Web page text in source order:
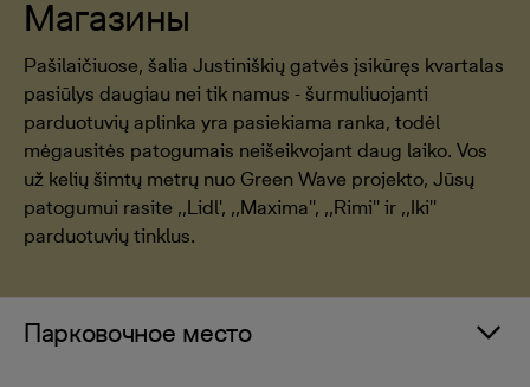
Магазины
Pašilaičiuose, šalia Justiniškių gatvės įsikūręs kvartalas
pasiūlys daugiau nei tik namus - šurmuliuojanti
parduotuvių aplinka yra pasiekiama ranka, todėl
mėgausitės patogumais neišeikvojant daug laiko. Vos
už kelių šimtų metrų nuo Green Wave projekto, Jūsų
patogumui rasite ,,Lidl', ,,Maxima'', ,,Rimi'' ir ,,Iki''
parduotuvių tinklus.
Парковочное место